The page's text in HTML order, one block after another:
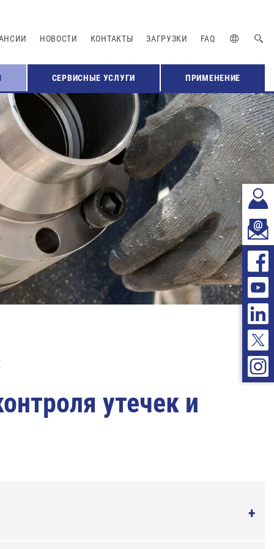
НОВОСТИ КОНТАКТЫ ЗАГРУЗКИ FAQ
СЕРВИСНЫЕ УСЛУГИ ПРИМЕНЕНИЕ
утечек и